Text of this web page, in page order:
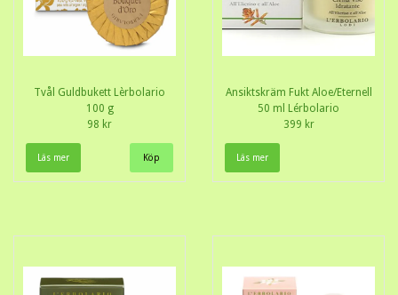
Tvål Guldbukett Lèrbolario
100 g
98 kr
Läs mer
Ansiktskräm Fukt Aloe/Eternell
50 ml Lérbolario
399 kr
Läs mer